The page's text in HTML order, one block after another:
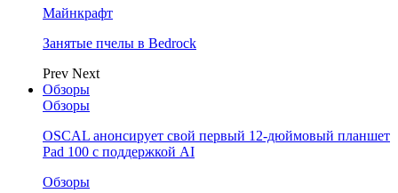
Майнкрафт
Занятые пчелы в Bedrock
Prev Next
Обзоры
Обзоры
OSCAL анонсирует свой первый 12-дюймовый планшет
Pad 100 с поддержкой AI
Обзоры